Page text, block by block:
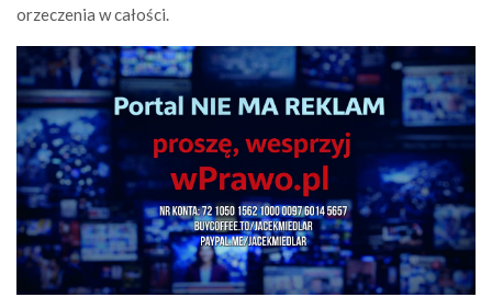
orzeczenia w całości.